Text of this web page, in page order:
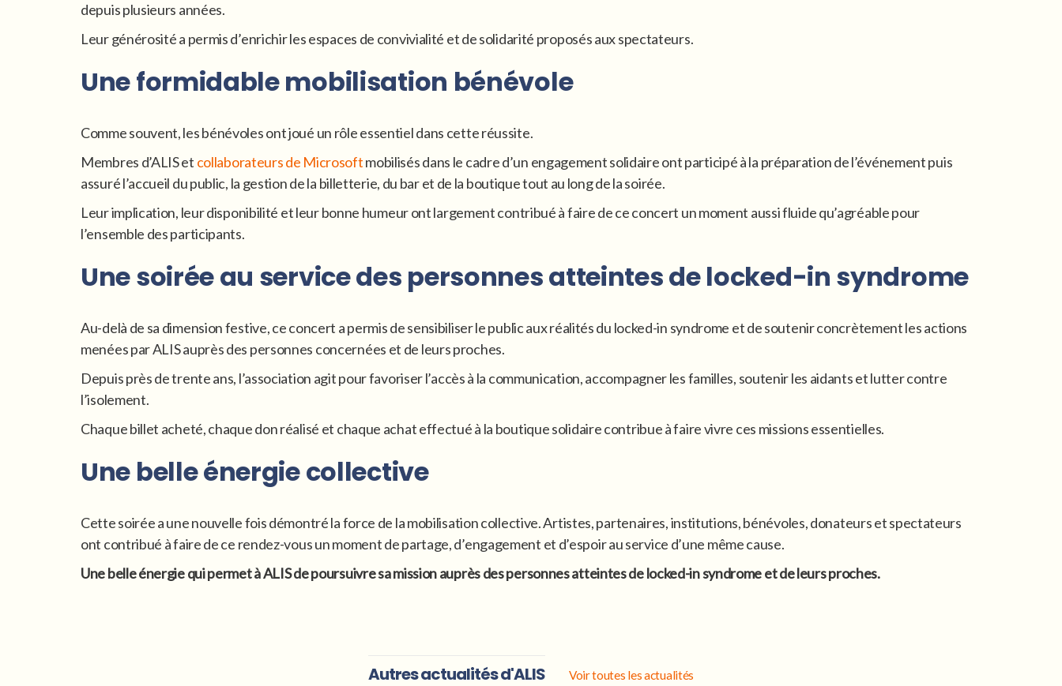
depuis plusieurs années.
Leur générosité a permis d’enrichir les espaces de convivialité et de solidarité proposés aux spectateurs.
Une formidable mobilisation bénévole
Comme souvent, les bénévoles ont joué un rôle essentiel dans cette réussite.
Membres d’ALIS et collaborateurs de Microsoftmobilisés dans le cadre d’un engagement solidaire ont participé à la préparation de l’événement puis
assuré l’accueil du public, la gestion de la billetterie, du bar et de la boutique tout au long de la soirée.
Leur implication, leur disponibilité et leur bonne humeur ont largement contribué à faire de ce concert un moment aussi fluide qu’agréable pour
l’ensemble des participants.
Une soirée au service des personnes atteintes de locked-in syndrome
Au-delà de sa dimension festive, ce concert a permis de sensibiliser le public aux réalités du locked-in syndrome et de soutenir concrètement les actions
menées par ALIS auprès des personnes concernées et de leurs proches.
Depuis près de trente ans, l’association agit pour favoriser l’accès à la communication, accompagner les familles, soutenir les aidants et lutter contre
l’isolement.
Chaque billet acheté, chaque don réalisé et chaque achat effectué à la boutique solidaire contribue à faire vivre ces missions essentielles.
Une belle énergie collective
Cette soirée a une nouvelle fois démontré la force de la mobilisation collective. Artistes, partenaires, institutions, bénévoles, donateurs et spectateurs
ont contribué à faire de ce rendez-vous un moment de partage, d’engagement et d’espoir au service d’une même cause.
Une belle énergie qui permet à ALIS de poursuivre sa mission auprès des personnes atteintes de locked-in syndrome et de leurs proches.
Autres actualités d'ALIS Voir toutes les actualités